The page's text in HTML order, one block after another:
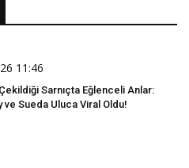
11:46
Sarnıçta Eğlenceli Anlar:
ve Sueda Uluca Viral Oldu!